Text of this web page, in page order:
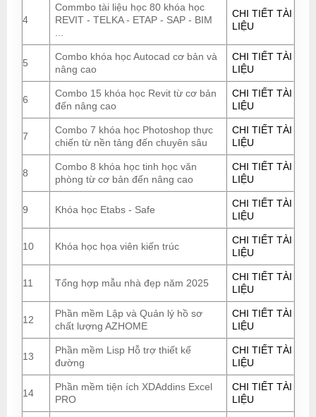
4
Commbo tài liệu học 80 khóa học
REVIT - TELKA - ETAP - SAP - BIM
CHI TIẾT TÀI
LIỆU
5
Combo khóa học Autocad cơ bản và
nâng cao
CHI TIẾT TÀI
LIỆU
6
Combo 15 khóa học Revit từ cơ bản
đến nâng cao
CHI TIẾT TÀI
LIỆU
7
Combo 7 khóa học Photoshop thực
chiến từ nền tảng đến chuyên sâu
CHI TIẾT TÀI
LIỆU
8
Combo 8 khóa học tinh học văn
phòng từ cơ bản đến nâng cao
CHI TIẾT TÀI
LIỆU
9 Khóa học Etabs - Safe
CHI TIẾT TÀI
LIỆU
10 Khóa học họa viên kiến trúc
CHI TIẾT TÀI
LIỆU
11 Tổng hợp mẫu nhà đẹp năm 2025
CHI TIẾT TÀI
LIỆU
12
Phần mềm Lập và Quản lý hồ sơ
chất lượng AZHOME
CHI TIẾT TÀI
LIỆU
13
Phần mềm Lisp Hỗ trợ thiết kế
đường
CHI TIẾT TÀI
LIỆU
14
Phần mềm tiện ích XDAddins Excel
PRO
CHI TIẾT TÀI
LIỆU